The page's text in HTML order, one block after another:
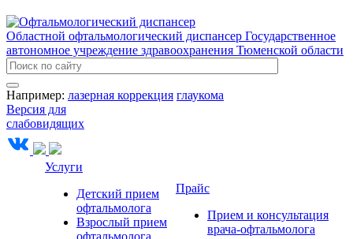
Областной офтальмологический диспансер Государственное
автономное учреждение здравоохранения Тюменской области
Например: лазерная коррекция глаукома
Версия для
слабовидящих
Услуги
Детский прием
офтальмолога
Взрослый прием
офтальмолога
Прайс
Прием и консультация
врача-офтальмолога